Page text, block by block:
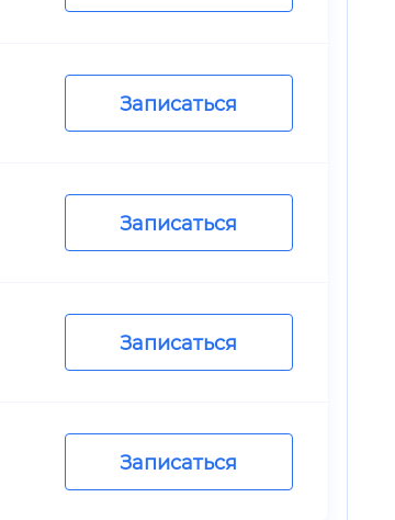
Записаться
Записаться
Записаться
Записаться